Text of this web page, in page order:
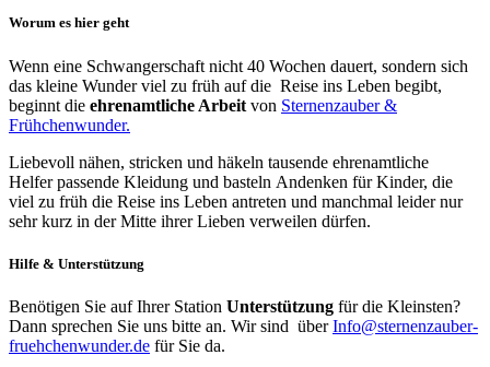
Worum es hier geht
Wenn eine Schwangerschaft nicht 40 Wochen dauert, sondern sich
das kleine Wunder viel zu früh auf die Reise ins Leben begibt,
beginnt die ehrenamtliche Arbeit von Sternenzauber &
Frühchenwunder.
Liebevoll nähen, stricken und häkeln tausende ehrenamtliche
Helfer passende Kleidung und basteln Andenken für Kinder, die
viel zu früh die Reise ins Leben antreten und manchmal leider nur
sehr kurz in der Mitte ihrer Lieben verweilen dürfen.
Hilfe & Unterstützung
Benötigen Sie auf Ihrer Station Unterstützung für die Kleinsten?
Dann sprechen Sie uns bitte an. Wir sind überInfo@sternenzauber-
fruehchenwunder.de für Sie da.